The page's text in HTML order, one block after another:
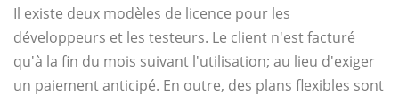
Il existe deux modèles de licence pour les
développeurs et les testeurs. Le client n'est facturé
qu'à la fin du mois suivant l'utilisation; au lieu d'exiger
un paiement anticipé. En outre, des plans flexibles sont